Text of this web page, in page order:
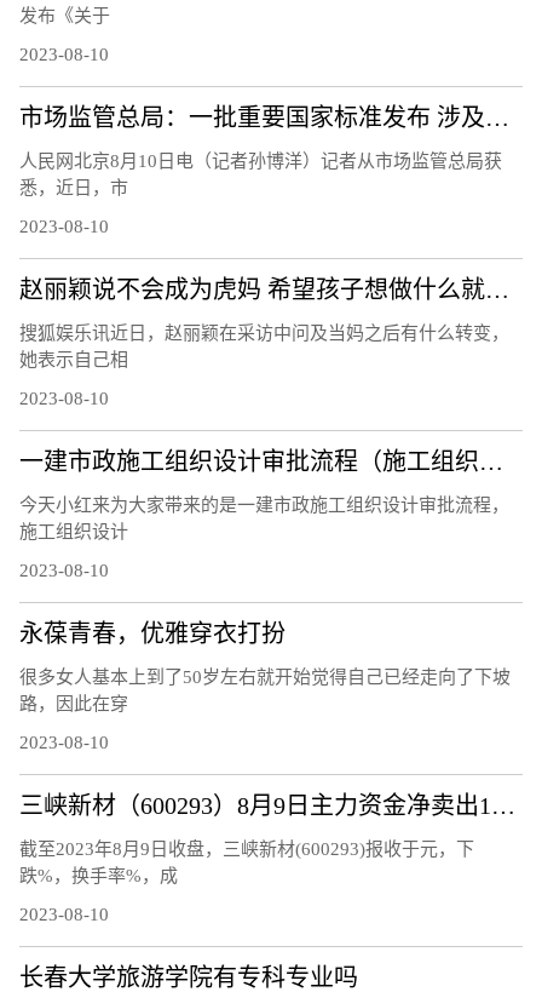
发布《关于
2023-08-10
市场监管总局：一批重要国家标准发布 涉及暑期活动、家居生活等领域
人民网北京8月10日电（记者孙博洋）记者从市场监管总局获
悉，近日，市
2023-08-10
赵丽颖说不会成为虎妈 希望孩子想做什么就做什么
搜狐娱乐讯近日，赵丽颖在采访中问及当妈之后有什么转变，
她表示自己相
2023-08-10
一建市政施工组织设计审批流程（施工组织设计审批流程）
今天小红来为大家带来的是一建市政施工组织设计审批流程，
施工组织设计
2023-08-10
永葆青春，优雅穿衣打扮
很多女人基本上到了50岁左右就开始觉得自己已经走向了下坡
路，因此在穿
2023-08-10
三峡新材（600293）8月9日主力资金净卖出120.48万元
截至2023年8月9日收盘，三峡新材(600293)报收于元，下
跌%，换手率%，成
2023-08-10
长春大学旅游学院有专科专业吗